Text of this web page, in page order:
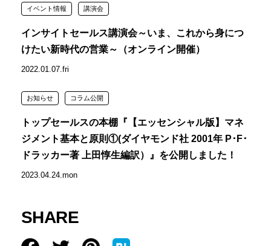
インサイトセールス講演会～いま、これから身につ
けたい新時代の営業～（オンライン開催）
2022.01.07.fri
イベント情報 講演会
トップセールスの本棚『【エッセンシャル版】マネ
ジメント基本と原則①(ダイヤモンド社 2001年 P･F･
ドラッカー著 上田惇生編訳）』を公開しました！
2023.04.24.mon
お知らせ コラム公開
SHARE